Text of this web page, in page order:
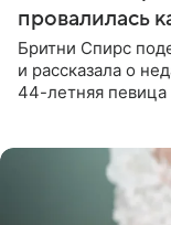
провалилась
Бритни Спирс
и рассказала о
44-летняя певица